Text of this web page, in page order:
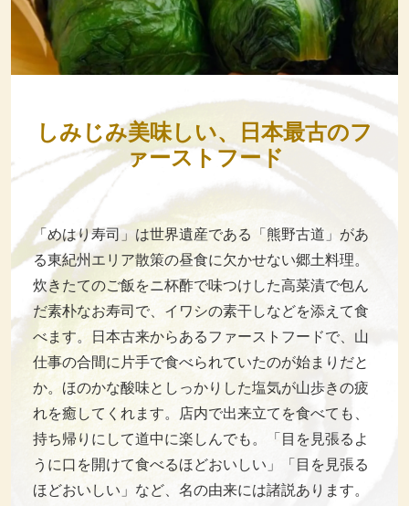
しみじみ美味しい、日本最古のフ
ァーストフード
「めはり寿司」は世界遺産である「熊野古道」があ
る東紀州エリア散策の昼食に欠かせない郷土料理。
炊きたてのご飯をニ杯酢で味つけした高菜漬で包ん
だ素朴なお寿司で、イワシの素干しなどを添えて食
べます。日本古来からあるファーストフードで、山
仕事の合間に片手で食べられていたのが始まりだと
か。ほのかな酸味としっかりした塩気が山歩きの疲
れを癒してくれます。店内で出来立てを食べても、
持ち帰りにして道中に楽しんでも。「目を見張るよ
うに口を開けて食べるほどおいしい」「目を見張る
ほどおいしい」など、名の由来には諸説あります。